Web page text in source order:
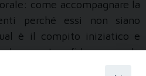
come accompagnare la
perché essi non siano
è il compito iniziatico e
da questa sfida, e quale
sostenere tale compito? Più